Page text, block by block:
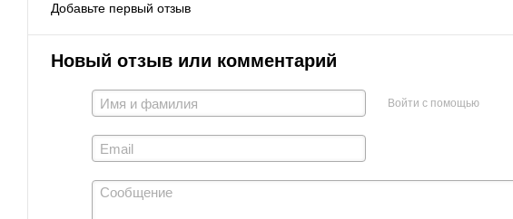
Добавьте первый отзыв
Новый отзыв или комментарий
Войти с помощью